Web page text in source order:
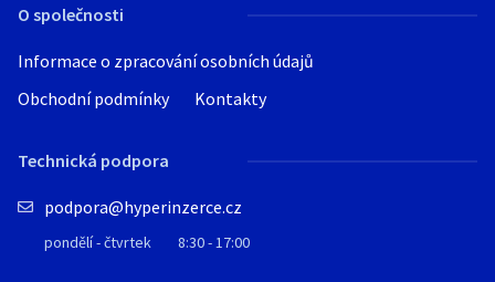
O společnosti
Informace o zpracování osobních údajů
Obchodní podmínky
Kontakty
Technická podpora
podpora@hyperinzerce.cz
pondělí - čtvrtek 8:30 - 17:00